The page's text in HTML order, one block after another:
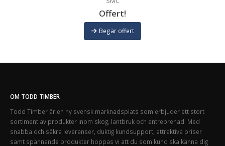
Offert!
Begär offert
OM TODD TIMBER
Todd Timber är en ny svensk marknadsplats som erbjuder ett stort
sortiment av produkter inom skog, lantbruk och entreprenad. Med
snabba och säkra leveranser, duktig kundsupport, attraktiva priser
samt spännande produkter hoppas vi att du som kund ska känna dig